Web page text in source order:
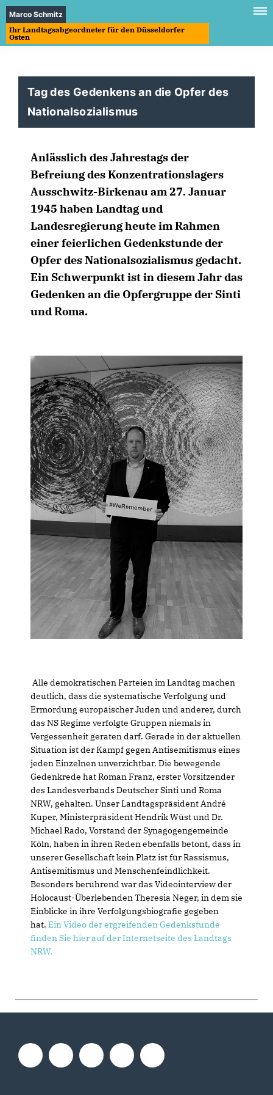
Marco Schmitz
Ihr Landtagsabgeordneter für den Düsseldorfer
Osten
Tag des Gedenkens an die Opfer des
Nationalsozialismus
Anlässlich des Jahrestags der
Befreiung des Konzentrationslagers
Ausschwitz-Birkenau am 27. Januar
1945 haben Landtag und
Landesregierung heute im Rahmen
einer feierlichen Gedenkstunde der
Opfer des Nationalsozialismus gedacht.
Ein Schwerpunkt ist in diesem Jahr das
Gedenken an die Opfergruppe der Sinti
und Roma.
Alle demokratischen Parteien im Landtag machen
deutlich, dass die systematische Verfolgung und
Ermordung europäischer Juden und anderer, durch
das NS Regime verfolgte Gruppen niemals in
Vergessenheit geraten darf. Gerade in der aktuellen
Situation ist der Kampf gegen Antisemitismus eines
jeden Einzelnen unverzichtbar. Die bewegende
Gedenkrede hat Roman Franz, erster Vorsitzender
des Landesverbands Deutscher Sinti und Roma
NRW, gehalten. Unser Landtagspräsident André
Kuper, Ministerpräsident Hendrik Wüst und Dr.
Michael Rado, Vorstand der Synagogengemeinde
Köln, haben in ihren Reden ebenfalls betont, dass in
unserer Gesellschaft kein Platz ist für Rassismus,
Antisemitismus und Menschenfeindlichkeit.
Besonders berührend war das Videointerview der
Holocaust-Überlebenden Theresia Neger, in dem sie
Einblicke in ihre Verfolgungsbiografie gegeben
hat. Ein Video der ergreifenden Gedenkstunde
finden Sie hier auf der Internetseite des Landtags
NRW.